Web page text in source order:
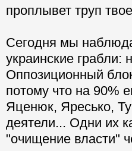
проплывет труп
Сегодня мы
украинские
Оппозиционный
потому что на 90%
Яценюк, Яресько,
деятели... Одни их
"очищение власти"